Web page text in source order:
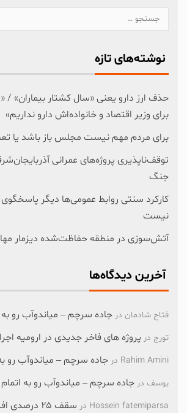
نوشته‌های تازه
حذف ارز دارو یعنی «سال کشتار بیماران» /
برای وزیر اقتصاد و خانواده‌اش دارو نداریم»
برای مردم مهم نیست مجلس باز باشد یا
توقف‌ناپذیری پروژه‌های عمرانی
جنگ
کارکرد سنتی روابط عمومی‌ها دیگر پاسخگوی
نیست
آتش‌سوزی در منطقه حفاظت‌شده دیزمار
آخرین دیدگاه‌ها
فتاح شادمان در جاده سرچم – میاندوآب رو
تورج در پروژه های فاخر جدیدی در ارومیه
Rahim Amini در جاده سرچم – میاندوآب رو
یوسف در جاده سرچم – میاندوآب رو به
Hossein fatemiparsa در
سقف ۲۵